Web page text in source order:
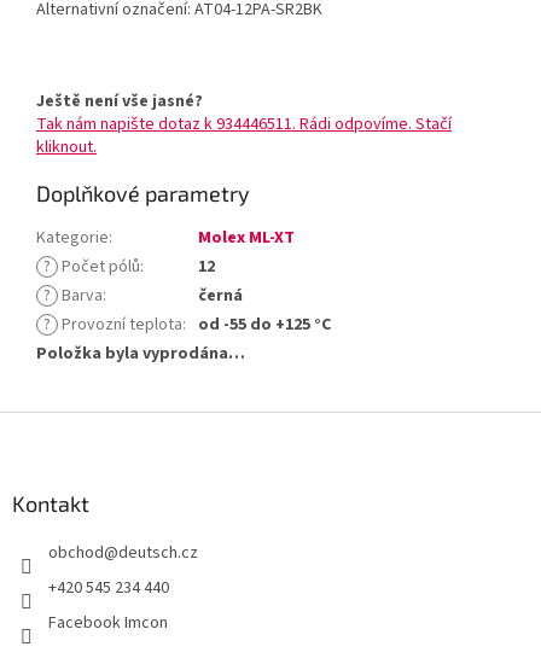
Alternativní označení: AT04-12PA-SR2BK
Ještě není vše jasné?
Tak nám napište dotaz k 934446511. Rádi odpovíme. Stačí
kliknout.
Doplňkové parametry
Kategorie:
Molex ML-XT
? Počet pólů:
12
? Barva:
černá
? Provozní teplota: od -55 do +125 °C
Položka byla vyprodána…
Kontakt
obchod@deutsch.cz
+420 545 234 440
Facebook Imcon